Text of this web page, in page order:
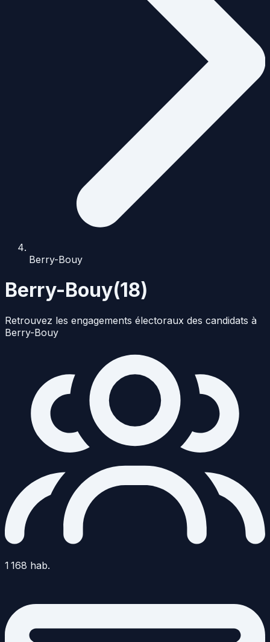
Berry-Bouy
Berry-Bouy(18)
Retrouvez les engagements électoraux des candidats à
Berry-Bouy
1 168 hab.